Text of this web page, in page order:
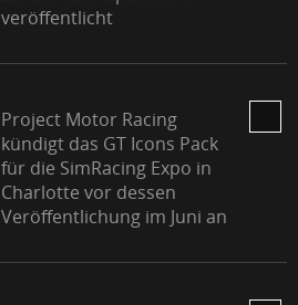
veröffentlicht
Project Motor Racing
kündigt das GT Icons Pack
für die SimRacing Expo in
Charlotte vor dessen
Veröffentlichung im Juni an